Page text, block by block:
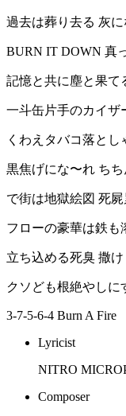
過去は葬り去る 灰
BURN IT DOWN 真
記憶と共に塵と果て
一斗缶片手のカイザ
くわえタバコ落とし
黒焦げにな〜れ ち
で街は地獄絵図 死屍
フローの豪華は鉄も
立ち込める死臭 撒
クソども根絶やしに
3-7-5-6-4 Burn A Fire
Lyricist
NITRO
Composer